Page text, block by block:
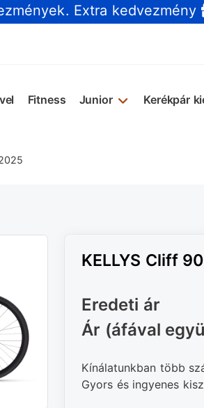
. Extra kedvezmény
Fitness Junior Kerékpár
KELLYS Cliff
Eredeti ár
Ár (áfával
Kínálatunkban több
Gyors és ingyenes